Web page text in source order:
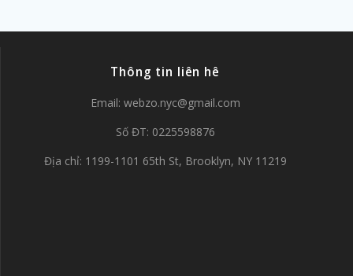
Thông tin liên hê
Email: webzo.nyc@gmail.com
Số ĐT: 0225598876
Địa chỉ: 1199-1101 65th St, Brooklyn, NY 11219